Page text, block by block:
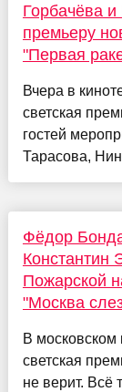
Горбачёва
премьеру
"Первая
Вчера в
светская
гостей
Тарасова,
Фёдор
Константин
Пожарской
"Москва
В московском
светская
не верит. Всё